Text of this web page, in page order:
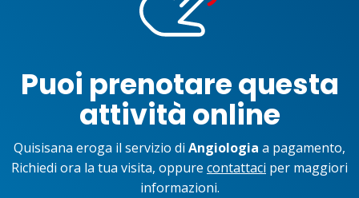
Puoi prenotare questa
attività online
Quisisana eroga il servizio di Angiologia a pagamento,
Richiedi ora la tua visita, oppure contattaci per maggiori
informazioni.